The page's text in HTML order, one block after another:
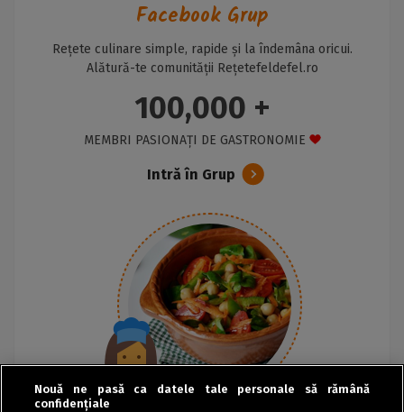
Facebook Grup
Rețete culinare simple, rapide și la îndemâna oricui.
Alătură-te comunității Rețetefeldefel.ro
100,000 +
MEMBRI PASIONAȚI DE GASTRONOMIE
Intră în Grup
Nouă ne pasă ca datele tale personale să rămână
confidențiale